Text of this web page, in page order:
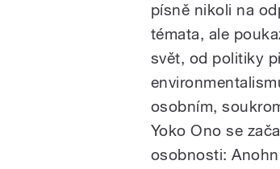
písně nikoli na
témata, ale
svět, od politiky
osobním,
Yoko Ono se
osobnosti: